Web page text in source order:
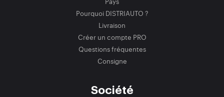
Pourquoi DISTRIAUTO ?
Livraison
Créer un compte PRO
Questions fréquentes
Consigne
Société